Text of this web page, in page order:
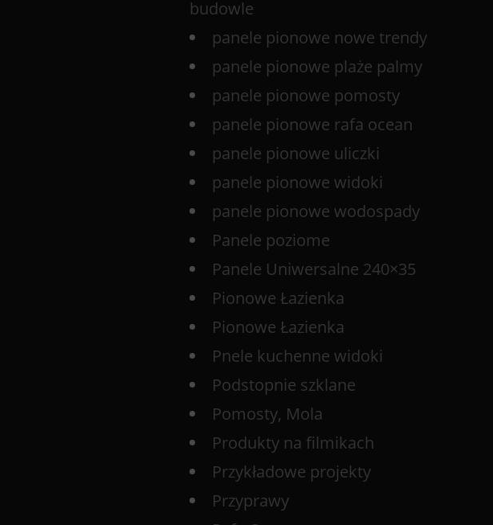
budowle
panele pionowe nowe trendy
panele pionowe plaże palmy
panele pionowe pomosty
panele pionowe rafa ocean
panele pionowe uliczki
panele pionowe widoki
panele pionowe wodospady
Panele poziome
Panele Uniwersalne 240×35
Pionowe Łazienka
Pionowe Łazienka
Pnele kuchenne widoki
Podstopnie szklane
Pomosty, Mola
Produkty na filmikach
Przykładowe projekty
Przyprawy